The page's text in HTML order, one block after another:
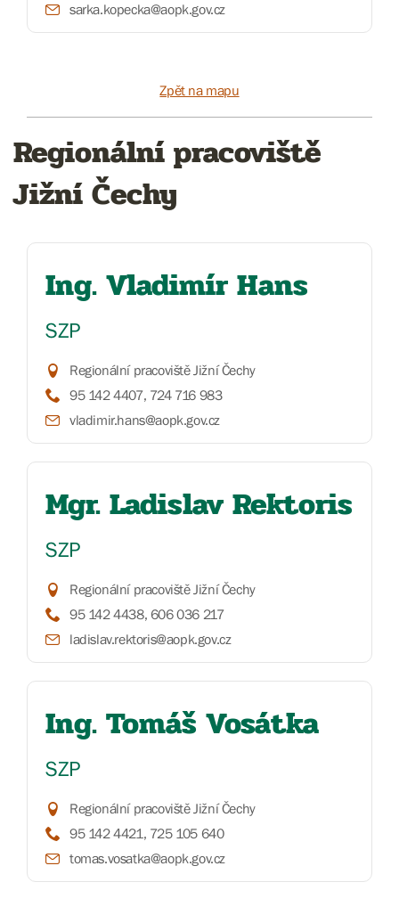
sarka.kopecka@aopk.gov.cz
Zpět na mapu
Regionální pracoviště
Jižní Čechy
Ing. Vladimír Hans
SZP
Regionální pracoviště Jižní Čechy
95 142 4407, 724 716 983
vladimir.hans@aopk.gov.cz
Mgr. Ladislav Rektoris
SZP
Regionální pracoviště Jižní Čechy
95 142 4438, 606 036 217
ladislav.rektoris@aopk.gov.cz
Ing. Tomáš Vosátka
SZP
Regionální pracoviště Jižní Čechy
95 142 4421, 725 105 640
tomas.vosatka@aopk.gov.cz